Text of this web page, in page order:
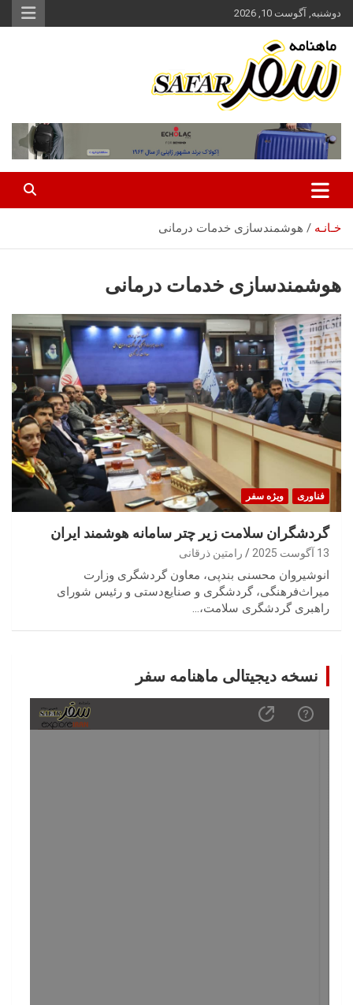
محتوا
بروید
دوشنبه, آگوست 10, 2026
سفر آنلاین
خـانـه هوشمندسازی خدمات درمانی
هوشمندسازی خدمات درمانی
فناوری ویژه سفر
گردشگران سلامت زیر چتر سامانه هوشمند ایران
13 آگوست 2025 رامتین ذرقانی
انوشیروان محسنی بندپی، معاون گردشگری وزارت
میراث‌فرهنگی، گردشگری و صنایع‌دستی و رئیس شورای
راهبری گردشگری سلامت،…
نسخه دیجیتالی ماهنامه سفر